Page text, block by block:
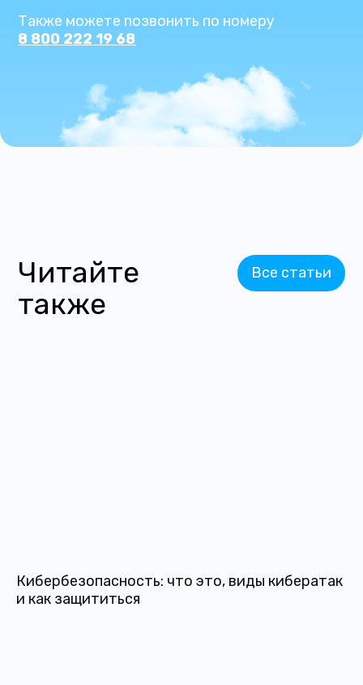
Также можете позвонить по номеру
8 800 222 19 68
Читайте
также
Все статьи
Кибербезопасность: что это, виды кибератак
и как защититься